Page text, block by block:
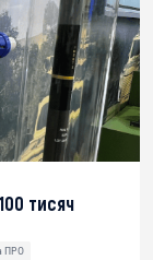
тисяч
ПРО